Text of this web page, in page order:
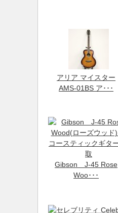
アリア マイスター
AMS-01BS ア･･･
Gibson J-45 Rose
Woo･･･